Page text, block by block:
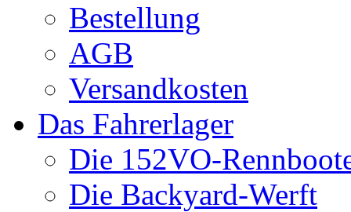
Bestellung
AGB
Versandkosten
Das Fahrerlager
Die 152VO-
Die Backyard-Werft